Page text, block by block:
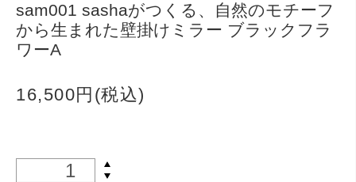
sam001 sashaがつくる、自然のモチーフ
から生まれた壁掛けミラー ブラックフラ
ワーA
16,500円(税込)